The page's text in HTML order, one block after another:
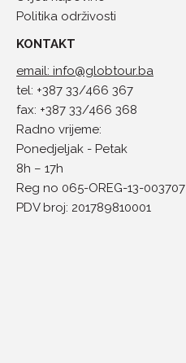
Politika održivosti
KONTAKT
email: info@globtour.ba
tel: +387 33/466 367
fax: +387 33/466 368
Radno vrijeme:
Ponedjeljak - Petak
8h – 17h
Reg no 065-OREG-13-003707
PDV broj: 201789810001